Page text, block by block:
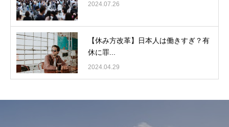
2024.07.26
【休み方改革】日本人は働きすぎ？有
休に罪...
2024.04.29